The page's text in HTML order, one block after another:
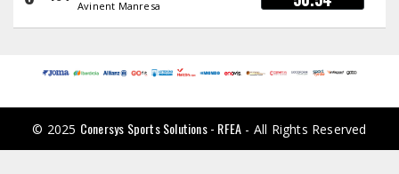
Avinent Manresa
© 2025 Conersys Sports Solutions - RFEA - All Rights Reserved